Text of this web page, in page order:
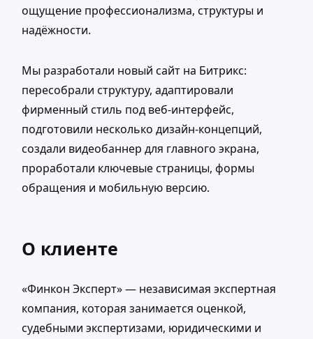
ощущение профессионализма, структуры и
надёжности.
Мы разработали новый сайт на Битрикс:
пересобрали структуру, адаптировали
фирменный стиль под веб-интерфейс,
подготовили несколько дизайн-концепций,
создали видеобаннер для главного экрана,
проработали ключевые страницы, формы
обращения и мобильную версию.
О клиенте
«Финкон Эксперт» — независимая экспертная
компания, которая занимается оценкой,
судебными экспертизами, юридическими и